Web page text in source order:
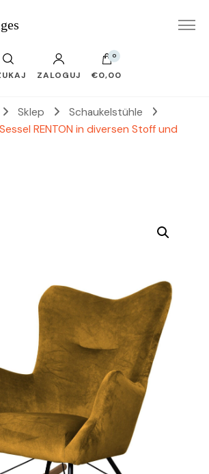
ZALOGUJ
0
€0,00
Sklep
Schaukelstühle
RENTON in diversen Stoff und